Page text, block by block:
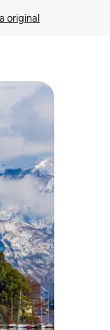
original
o desliza el dedo.